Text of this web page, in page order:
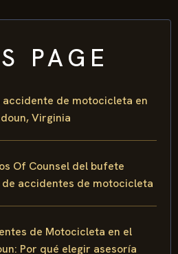
PAGE
accidente de motocicleta en
Virginia
Of Counsel del bufete
de accidentes de motocicleta
de Motocicleta en el
Por qué elegir asesoría